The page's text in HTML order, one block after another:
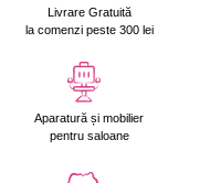
Livrare Gratuită
la comenzi peste 300 lei
Aparatură și mobilier
pentru saloane